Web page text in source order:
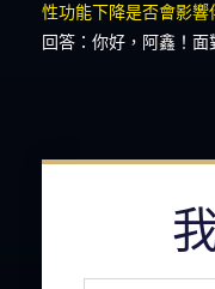
性功能下降是否會影響
回答：你好，阿鑫！